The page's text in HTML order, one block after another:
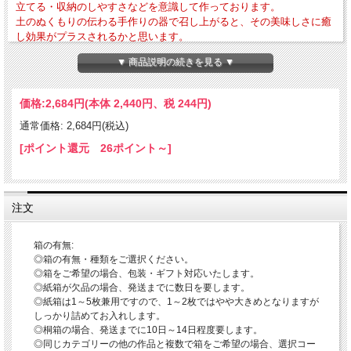
立てる・収納のしやすさなどを意識して作っております。
土のぬくもりの伝わる手作りの器で召し上がると、その美味しさに癒
し効果がプラスされるかと思います。
・外寸法-径約105mm × 高さ約23mm・作品重量-約116g
・電子レンジ・食器洗浄乾燥機の使用OK 直火・ガスオーブンの使用はNG
「小皿・豆皿のご利用方法について」
サイズの器を日々の暮らしのいろいろなお食事や憩いのシーンでお使いになってみ
てください。
〇小皿-お料理の取り皿・菓子皿・お漬物皿・お醤油皿
※小さめですので単体でご使用になられる以外にも、お皿の上に置くことによって
おしゃれ感を演出することも出来ます。
「器のお取り扱いについて」
当店では薬品によるコーティングをしておりませんので、電子レンジ・食器洗浄乾
燥機をお使いいただけます。
※電子レンジご使用の際は、レンジ使用中の吹きこぼれや火傷などされませんよう
にお取り扱いにご注意ください。
※ガスレンジ・直火は破損の原因となりますので、絶対にしないようにご注意くだ
さい。
〇冷たい料理・デザートの場合は器を冷蔵庫に入れておく
萩焼は多孔質であることから吸水性がありますので、事前に器を冷蔵庫に入れてお
きますと器自体が冷たくなり冷たいお料理を一層美味しくお召し上がりいただけま
▼ 商品説明の続きを見る ▼
価格:2,684円(本体 2,440円、税 244円)
通常価格: 2,684円(税込)
[ポイント還元 26ポイント～]
注文
箱の有無:
◎箱の有無・種類をご選択ください。
◎箱をご希望の場合、包装・ギフト対応いたします。
◎紙箱が欠品の場合、発送までに数日を要します。
◎紙箱は1～5枚兼用ですので、1～2枚ではやや大きめとなりますが
しっかり詰めてお入れします。
◎桐箱の場合、発送までに10日～14日程度要します。
◎同じカテゴリーの他の作品と複数で箱をご希望の場合、選択コー